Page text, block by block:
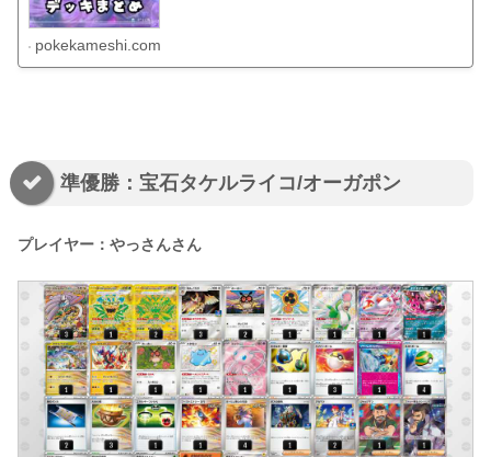
pokekameshi.com
準優勝：宝石タケルライコ/オーガポン
プレイヤー：やっさんさん